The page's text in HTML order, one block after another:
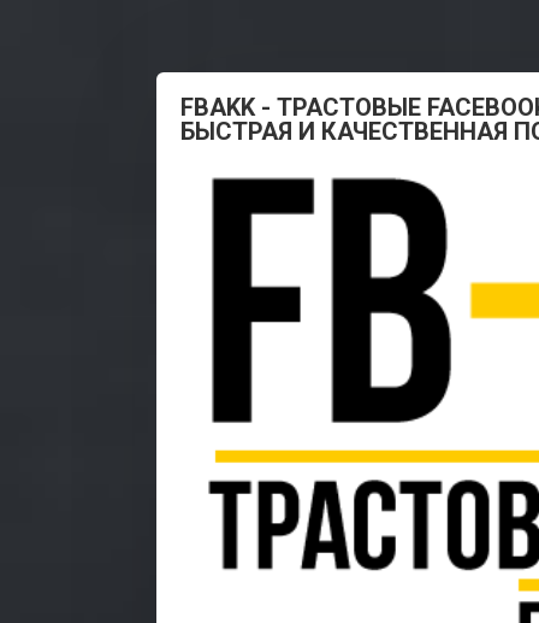
FBAKK - ТРАСТОВЫЕ
БЫСТРАЯ И КАЧЕСТВЕННАЯ